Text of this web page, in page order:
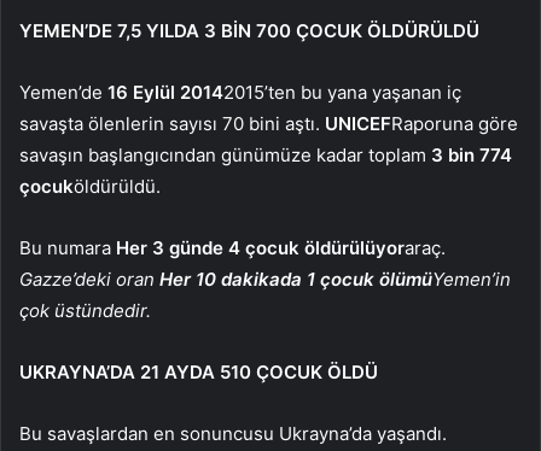
YEMEN’DE 7,5 YILDA 3 BİN 700 ÇOCUK ÖLDÜRÜLDÜ
Yemen’de 16 Eylül 20142015’ten bu yana yaşanan iç
savaşta ölenlerin sayısı 70 bini aştı. UNICEFRaporuna göre
savaşın başlangıcından günümüze kadar toplam 3 bin 774
çocuköldürüldü.
Bu numara Her 3 günde 4 çocuk öldürülüyoraraç.
Gazze’deki oran Her 10 dakikada 1 çocuk ölümüYemen’in
çok üstündedir.
UKRAYNA’DA 21 AYDA 510 ÇOCUK ÖLDÜ
Bu savaşlardan en sonuncusu Ukrayna’da yaşandı.